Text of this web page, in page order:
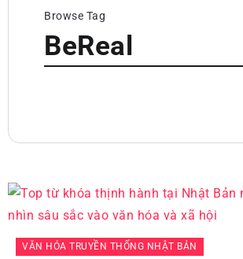
Browse Tag
BeReal
VĂN HÓA TRUYỀN THỐNG NHẬT BẢN